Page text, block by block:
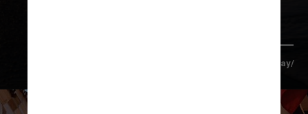
Manolo Franco/Pixabay/